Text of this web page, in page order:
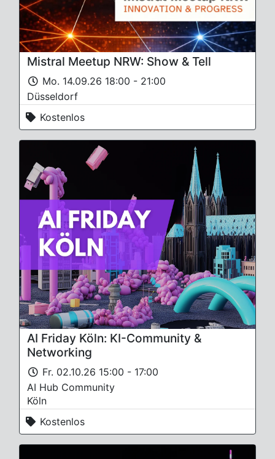
Mistral Meetup NRW: Show & Tell
Mo. 14.09.26 18:00 - 21:00
Düsseldorf
Kostenlos
AI Friday Köln: KI-Community &
Networking
Fr. 02.10.26 15:00 - 17:00
AI Hub Community
Köln
Kostenlos